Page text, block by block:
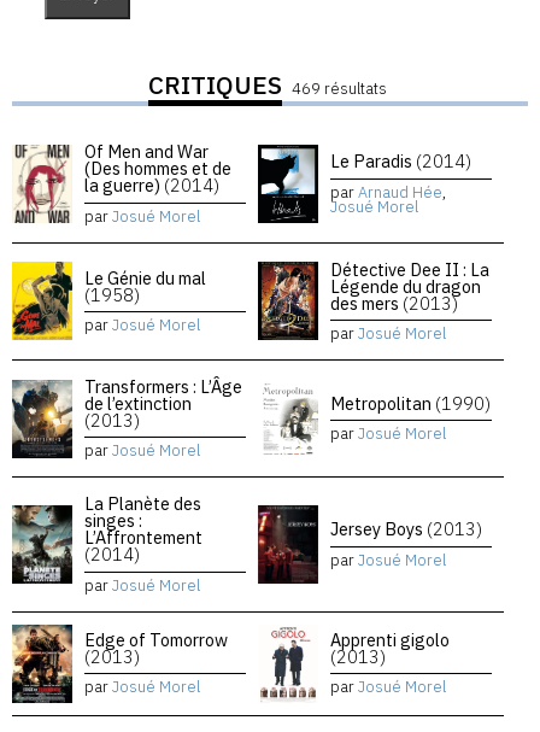
CRITIQUES 469 résultats
Of Men and War
(Des hommes et de
la guerre) (2014)
parJosué Morel
Le Paradis (2014)
parArnaud Hée,
Josué Morel
Le Génie du mal
(1958)
parJosué Morel
Détective Dee II : La
Légende du dragon
des mers (2013)
parJosué Morel
Transformers : L’Âge
de l’extinction
(2013)
parJosué Morel
Metropolitan (1990)
parJosué Morel
La Planète des
singes :
L’Affrontement
(2014)
parJosué Morel
Jersey Boys (2013)
parJosué Morel
Edge of Tomorrow
(2013)
parJosué Morel
Apprenti gigolo
(2013)
parJosué Morel